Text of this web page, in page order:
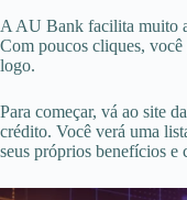
A AU Bank facilita muito
Com poucos cliques, você
logo.
Para começar, vá ao site
crédito. Você verá uma
seus próprios benefícios e